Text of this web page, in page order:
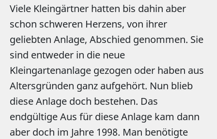
Viele Kleingärtner hatten bis dahin aber
schon schweren Herzens, von ihrer
geliebten Anlage, Abschied genommen. Sie
sind entweder in die neue
Kleingartenanlage gezogen oder haben aus
Altersgründen ganz aufgehört. Nun blieb
diese Anlage doch bestehen. Das
endgültige Aus für diese Anlage kam dann
aber doch im Jahre 1998. Man benötigte